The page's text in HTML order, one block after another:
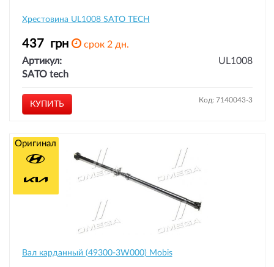
Хрестовина UL1008 SATO TECH
437 грн
срок 2 дн.
Артикул:
UL1008
SATO tech
КУПИТЬ Код: 7140043-3
Вал карданный (49300-3W000) Mobis
Оригинал